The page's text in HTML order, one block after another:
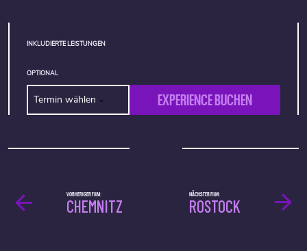
INKLUDIERTE LEISTUNGEN
OPTIONAL
Termin wählen EXPERIENCE BUCHEN
NÄCHSTER FILM:
ROSTOCK
VORHERIGER FILM:
CHEMNITZ